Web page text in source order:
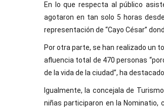
En lo que respecta al público
agotaron en tan solo 5 horas
representación de “Cayo César”
Por otra parte, se han realizado un
afluencia total de 470 personas
de la vida de la ciudad”, ha
Igualmente, la concejala de
niñas participaron en la Nominatio,